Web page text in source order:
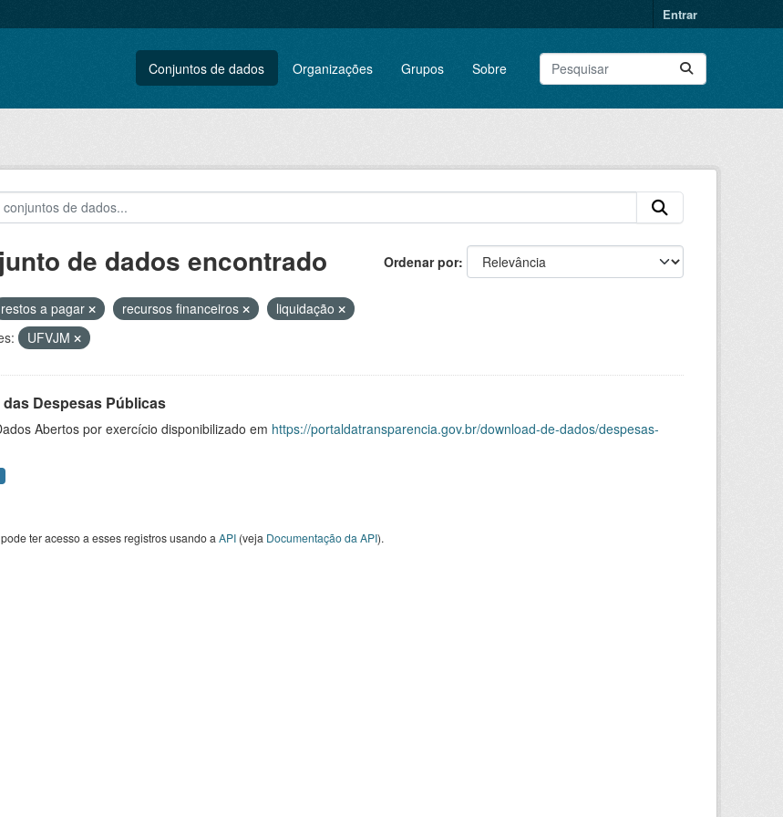
Entrar
Conjuntos de dados Organizações Grupos Sobre
Ordenar por
de dados encontrado
restos a pagar recursos financeiros
liquidação
UFVJM
Despesas Públicas
Abertos por exercício disponibilizado em https://portaldatransparencia.gov.br/download-de-dados/despesas-
ter acesso a esses registros usando a API(veja Documentação da API).